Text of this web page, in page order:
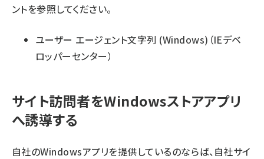
ントを参照してください。
ユーザー エージェント文字列 (Windows) （IEデベ
ロッパーセンター）
サイト訪問者をWindowsストアアプリ
へ誘導する
自社のWindowsアプリを提供しているのならば、自社サイ